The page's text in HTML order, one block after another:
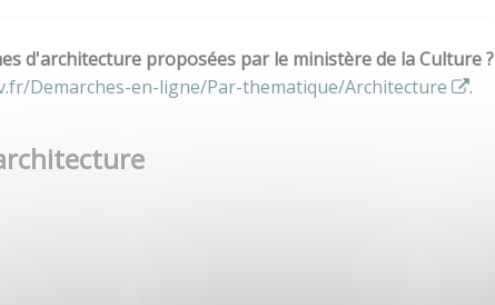
d'architecture proposées par le ministère de la Culture ?
Demarches-en-ligne/Par-thematique/Architecture .